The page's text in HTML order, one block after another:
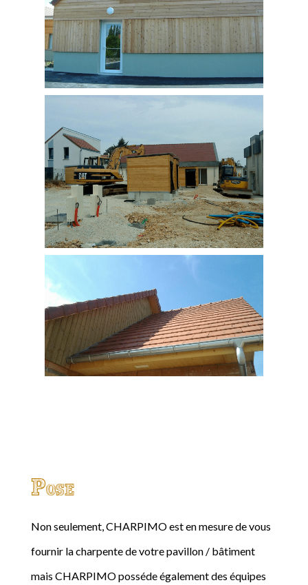
Pose
Non seulement, CHARPIMO est en mesure de vous
fournir la charpente de votre pavillon / bâtiment
mais CHARPIMO posséde également des équipes